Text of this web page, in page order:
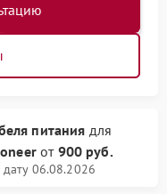
питания для
от 900 руб.
06.08.2026